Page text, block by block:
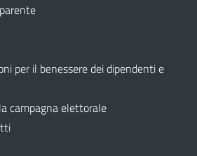
per il benessere dei dipendenti e
campagna elettorale